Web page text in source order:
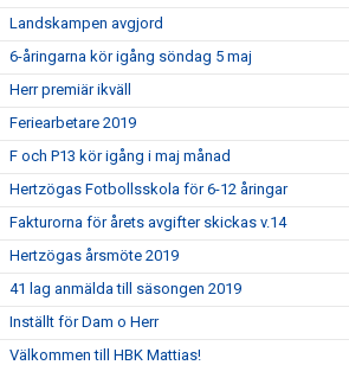
Landskampen avgjord
6-åringarna kör igång söndag 5 maj
Herr premiär ikväll
Feriearbetare 2019
F och P13 kör igång i maj månad
Hertzögas Fotbollsskola för 6-12 åringar
Fakturorna för årets avgifter skickas v.14
Hertzögas årsmöte 2019
41 lag anmälda till säsongen 2019
Inställt för Dam o Herr
Välkommen till HBK Mattias!